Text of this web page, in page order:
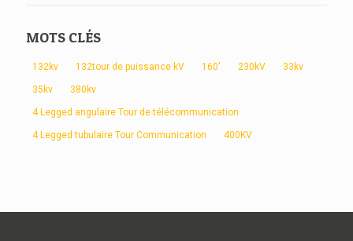
MOTS CLÉS
132kv 132tour de puissance kV 160' 230kV 33kv
35kv 380kv
4 Legged angulaire Tour de télécommunication
4 Legged tubulaire Tour Communication 400KV